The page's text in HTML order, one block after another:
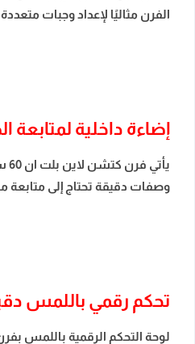
الفرن مثاليًا لإعداد وجبات
إضاءة داخلية
وصفات دقيقة تحتاج إلى متابعة
تحكم رقمي باللمس